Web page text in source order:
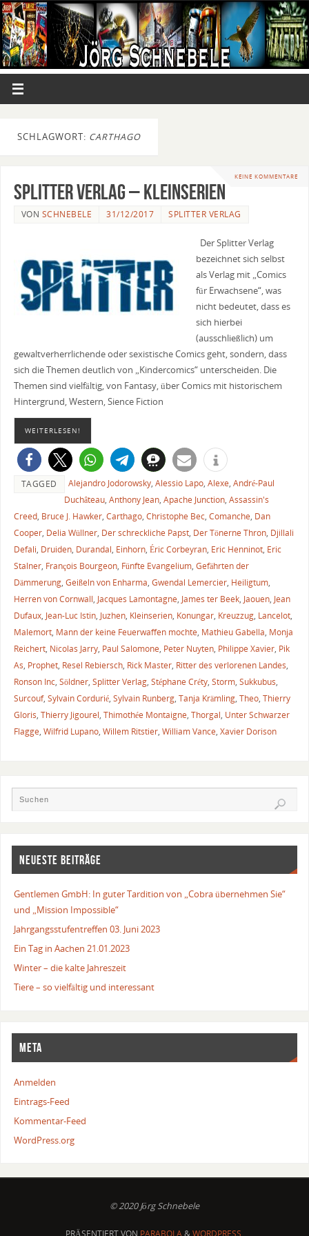
SCHLAGWORT: CARTHAGO
KEINE KOMMENTARE
Splitter Verlag – Kleinserien
VON SCHNEBELE 31/12/2017 SPLITTER VERLAG
Der Splitter Verlag
bezeichnet sich selbst
als Verlag mit „Comics
für Erwachsene“, was
nicht bedeutet, dass es
sich hierbei
(ausschließlich) um
gewaltverherrlichende oder sexistische Comics geht, sondern, dass
sich die Themen deutlich von „Kindercomics“ unterscheiden. Die
Themen sind vielfältig, von Fantasy, über Comics mit historischem
Hintergrund, Western, Sience Fiction
WEITERLESEN!
TAGGED Alejandro Jodorowsky, Alessio Lapo, Alexe, André-Paul
Duchâteau, Anthony Jean, Apache Junction, Assassin's
Creed, Bruce J. Hawker, Carthago, Christophe Bec, Comanche, Dan
Cooper, Delia Wüllner, Der schreckliche Papst, Der Tönerne Thron, Djillali
Defali, Druiden, Durandal, Einhorn, Éric Corbeyran, Eric Henninot, Eric
Stalner, François Bourgeon, Fünfte Evangelium, Gefährten der
Dämmerung, Geißeln von Enharma, Gwendal Lemercier, Heiligtum,
Herren von Cornwall, Jacques Lamontagne, James ter Beek, Jaouen, Jean
Dufaux, Jean-Luc Istin, Juzhen, Kleinserien, Konungar, Kreuzzug, Lancelot,
Malemort, Mann der keine Feuerwaffen mochte, Mathieu Gabella, Monja
Reichert, Nicolas Jarry, Paul Salomone, Peter Nuyten, Philippe Xavier, Pik
As, Prophet, Resel Rebiersch, Rick Master, Ritter des verlorenen Landes,
Ronson Inc, Söldner, Splitter Verlag, Stéphane Créty, Storm, Sukkubus,
Surcouf, Sylvain Cordurié, Sylvain Runberg, Tanja Krämling, Theo, Thierry
Gloris, Thierry Jigourel, Thimothée Montaigne, Thorgal, Unter Schwarzer
Flagge, Wilfrid Lupano, Willem Ritstier, William Vance, Xavier Dorison
NEUESTE BEITRÄGE
Gentlemen GmbH: In guter Tardition von „Cobra übernehmen Sie“
und „Mission Impossible“
Jahrgangsstufentreffen 03. Juni 2023
Ein Tag in Aachen 21.01.2023
Winter – die kalte Jahreszeit
Tiere – so vielfältig und interessant
META
Anmelden
Eintrags-Feed
Kommentar-Feed
WordPress.org
© 2020 Jörg Schnebele
PRÄSENTIERT VON PARABOLA & WORDPRESS.